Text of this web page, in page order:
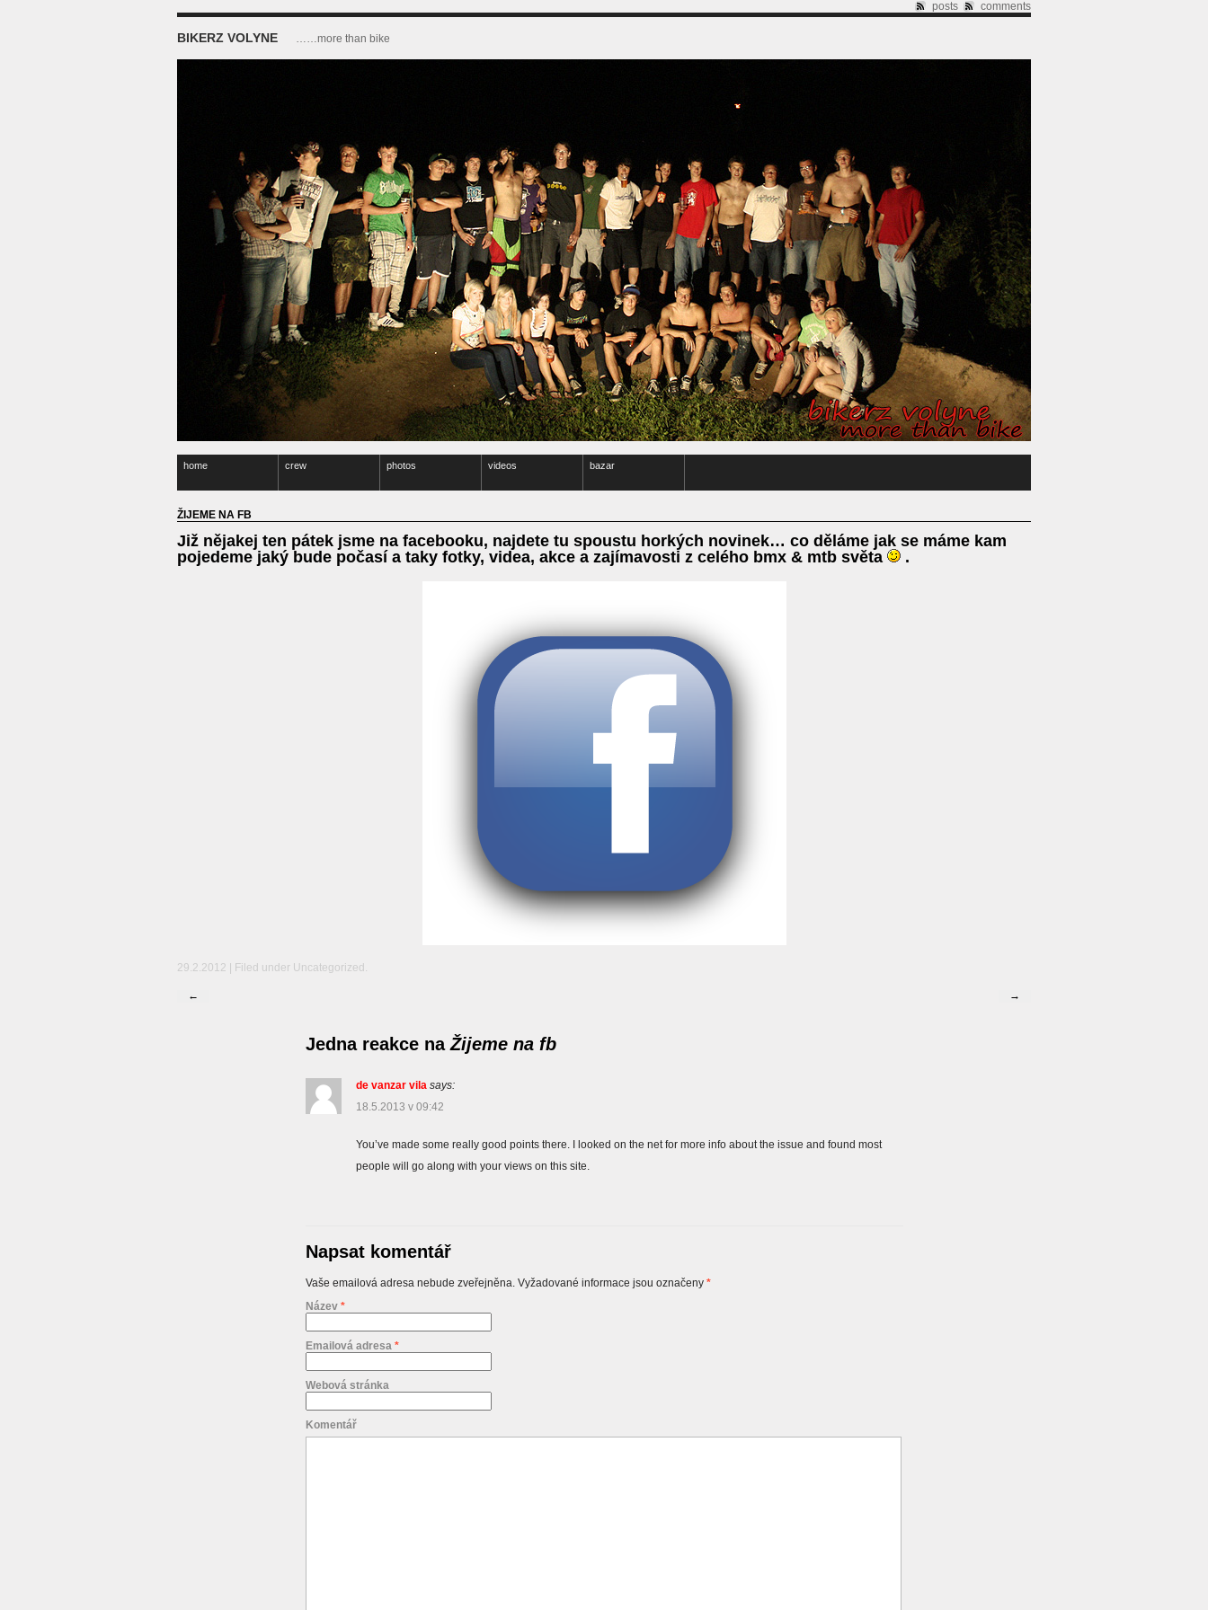
posts comments
BIKERZ VOLYNE ……more than bike
home crew photos videos bazar
ŽIJEME NA FB
Již nějakej ten pátek jsme na facebooku, najdete tu spoustu horkých novinek… co děláme jak se máme kam
pojedeme jaký bude počasí a taky fotky, videa, akce a zajímavosti z celého bmx & mtb světa
.
29.2.2012 | Filed under Uncategorized
← →
Jedna reakce naŽijeme na fb
de vanzar vila says:
18.5.2013 v 09:42
You’ve made some really good points there. I looked on the net for more info about the issue and found most
people will go along with your views on this site.
Napsat komentář
Vaše emailová adresa nebude zveřejněna. Vyžadované informace jsou označeny *
Název *
Emailová adresa *
Webová stránka
Komentář